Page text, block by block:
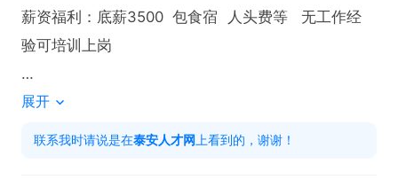
薪资福利：底薪3500  包食宿  人头费等   无工作经
验可培训上岗
有意者请主动投递简历，联系时请说泰安人才网上看
到的！！
展开
联系我时请说是在泰安人才网 上看到的，谢谢！